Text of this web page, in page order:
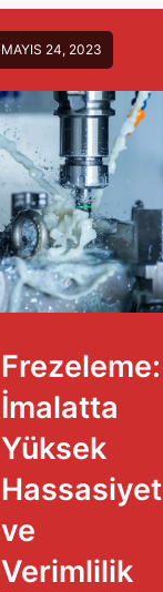
MAYIS 24, 2023
Frezeleme:
İmalatta
Yüksek
Hassasiyet
ve
Verimlilik